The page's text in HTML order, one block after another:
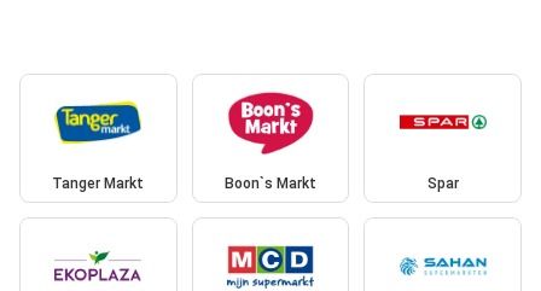
Tanger Markt Boon`s Markt Spar